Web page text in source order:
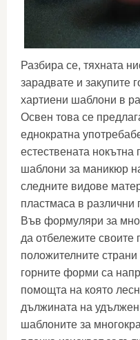
Разбира се, тяхната
зарадвате и закупите
хартиени шаблони в
Освен това се
еднократна
естествената нокътна
шаблони за маникюр
следните видове
пластмаса в различни
Във формуляри за
да отбележите
положителните
горните форми са
помощта на която
дължината на
шаблоните за